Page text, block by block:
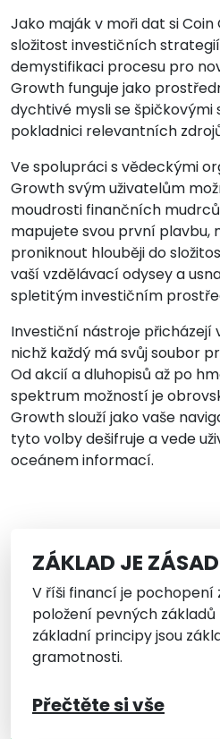
Jako maják v moři dat si
složitost investičních
demystifikaci procesu pro
Growth funguje jako
dychtivé mysli se špičkovými
pokladnici relevantních
Ve spolupráci s vědeckými
Growth svým uživatelům
moudrosti finančních
mapujete svou první plavbu,
proniknout hlouběji do
vaší vzdělávací odysey a
spletitým investičním
Investiční nástroje přicházejí
nichž každý má svůj soubor
Od akcií a dluhopisů až po
spektrum možností je
Growth slouží jako vaše
tyto volby dešifruje a vede
oceánem informací.
ZÁKLAD JE
V říši financí je pochopení
položení pevných
základní principy jsou
gramotnosti.
Přečtěte si vše